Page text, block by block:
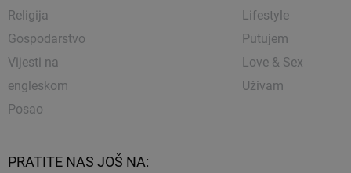
Religija
Gospodarstvo
Vijesti na
engleskom
Posao
Lifestyle
Putujem
Love & Sex
Uživam
PRATITE NAS JOŠ NA: